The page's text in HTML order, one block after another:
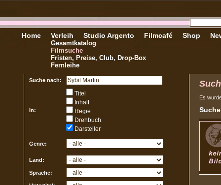
Home Verleih
Gesamtkatalog
Filmsuche
Fristen, Preise, Club, Drop-Box
Fernleihe
Studio Argento Filmcafé Shop
Suche nach:
In:
Titel
Inhalt
Regie
Drehbuch
Darsteller
Genre:
Land:
Sprache:
Es